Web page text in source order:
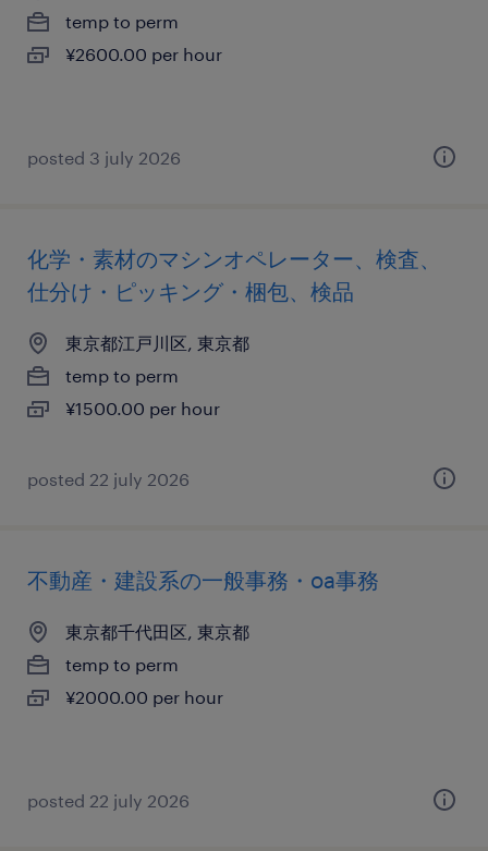
temp to perm
¥2600.00 per hour
posted 3 july 2026
化学・素材のマシンオペレーター、検査、
仕分け・ピッキング・梱包、検品
東京都江戸川区, 東京都
temp to perm
¥1500.00 per hour
posted 22 july 2026
不動産・建設系の一般事務・oa事務
東京都千代田区, 東京都
temp to perm
¥2000.00 per hour
posted 22 july 2026